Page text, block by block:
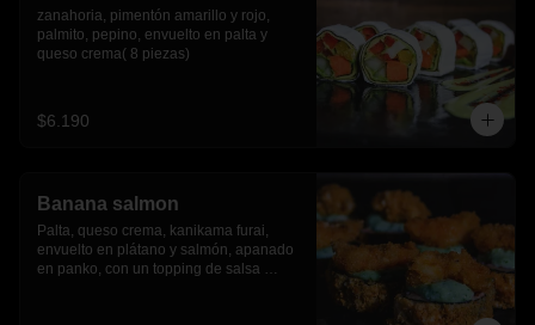
zanahoria, pimentón amarillo y rojo,
palmito, pepino, envuelto en palta y
queso crema( 8 piezas)
$6.190
Banana salmon
Palta, queso crema, kanikama furai,
envuelto en plátano y salmón, apanado
en panko, con un topping de salsa